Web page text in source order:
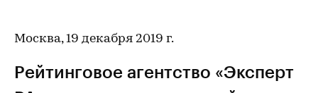
Москва, 19 декабря 2019 г.
Рейтинговое агентство «Эксперт